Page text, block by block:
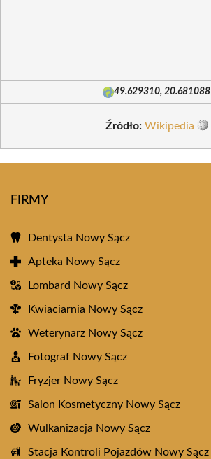
49.629310, 20.681088
Źródło: Wikipedia
FIRMY
Dentysta Nowy Sącz
Apteka Nowy Sącz
Lombard Nowy Sącz
Kwiaciarnia Nowy Sącz
Weterynarz Nowy Sącz
Fotograf Nowy Sącz
Fryzjer Nowy Sącz
Salon Kosmetyczny Nowy Sącz
Wulkanizacja Nowy Sącz
Stacja Kontroli Pojazdów Nowy Sącz